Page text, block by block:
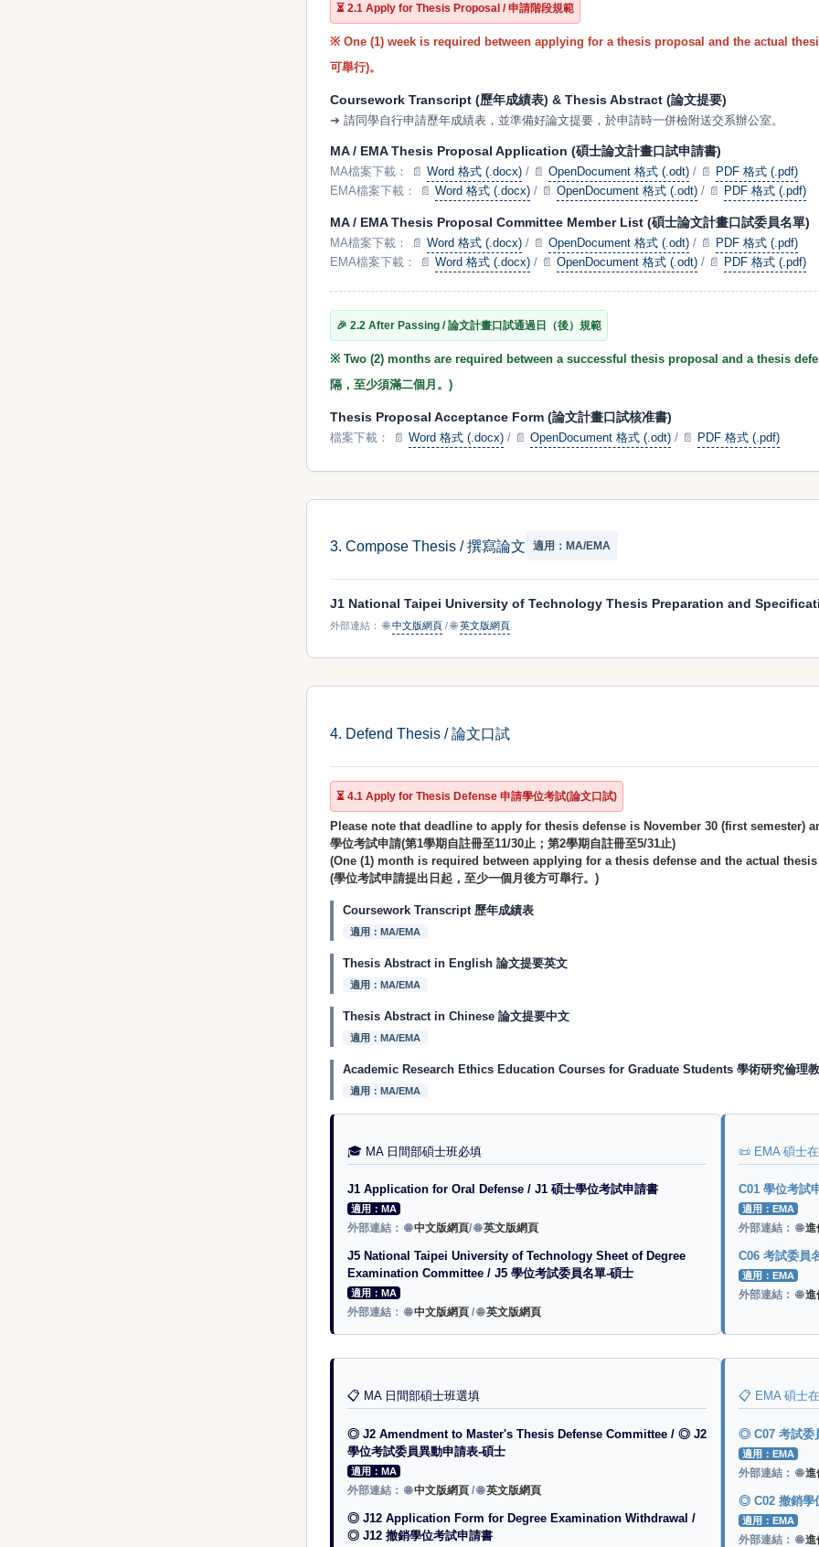
⏳ 2.1 Apply for Thesis Proposal / 申請階段規範
※ One (1) week is required between applying for a thesis proposal and the actual
可舉行)。
Coursework Transcript (歷年成績表) & Thesis Abstract (論文提要)
➔ 請同學自行申請歷年成績表，並準備好論文提要，於申請時一併檢附送交系辦公室。
MA / EMA Thesis Proposal Application (碩士論文計畫口試申請書)
MA檔案下載： 📄 Word 格式 (.docx) / 📄 OpenDocument 格式 (.odt) / 📄
PDF 格式 (.pdf)
EMA檔案下載：
📄 Word 格式 (.docx) / 📄 OpenDocument 格式 (.odt) / 📄 PDF 格式 (.pdf)
MA / EMA Thesis Proposal Committee Member List (碩士論文計畫口試委員名單)
MA檔案下載： 📄 Word 格式 (.docx) / 📄 OpenDocument 格式 (.odt) / 📄
PDF 格式 (.pdf)
EMA檔案下載：
📄 Word 格式 (.docx) / 📄 OpenDocument 格式 (.odt) / 📄 PDF 格式 (.pdf)
🎉 2.2 After Passing / 論文計畫口試通過日（後）規範
※ Two (2) months are required between a successful thesis proposal and a thesis
隔，至少須滿二個月。)
Thesis Proposal Acceptance Form (論文計畫口試核准書)
檔案下載： 📄 Word 格式 (.docx) / 📄 OpenDocument 格式 (.odt) / 📄 PDF 格式 (.pdf)
3. Compose Thesis / 撰寫論文 適用：MA/EMA
J1 National Taipei University of Technology Thesis Preparation and
外部連結：🌐 中文版網頁 /🌐 英文版網頁
4. Defend Thesis / 論文口試
⏳ 4.1 Apply for Thesis Defense 申請學位考試(論文口試)
Please note that deadline to apply for thesis defense is November 30 (first semester)
學位考試申請(第1學期自註冊至11/30止；第2學期自註冊至5/31止)
(One (1) month is required between applying for a thesis defense and the actual thesis
(學位考試申請提出日起，至少一個月後方可舉行。)
Coursework Transcript 歷年成績表
適用：MA/EMA
Thesis Abstract in English 論文提要英文
適用：MA/EMA
Thesis Abstract in Chinese 論文提要中文
適用：MA/EMA
Academic Research Ethics Education Courses for Graduate Students 學術研究倫理教
適用：MA/EMA
🎓 MA 日間部碩士班必填
J1 Application for Oral Defense / J1 碩士學位考試申請書
適用：MA
外部連結：🌐 中文版網頁/🌐 英文版網頁
J5 National Taipei University of Technology Sheet of Degree
Examination Committee / J5 學位考試委員名單-碩士
適用：MA
外部連結：🌐 中文版網頁 /🌐 英文版網頁
📜 EMA 碩士
C01 學位考試
適用：EMA
外部連結：🌐 進
C06 考試委員
適用：EMA
外部連結：🌐 進
📋 MA 日間部碩士班選填
◎ J2 Amendment to Master's Thesis Defense Committee / ◎ J2
學位考試委員異動申請表-碩士
適用：MA
外部連結：🌐 中文版網頁 /🌐 英文版網頁
◎ J12 Application Form for Degree Examination Withdrawal /
◎ J12 撤銷學位考試申請書
📋 EMA 碩士
◎ C07 考試委
適用：EMA
外部連結：🌐 進
◎ C02 撤銷學
適用：EMA
外部連結：🌐 進